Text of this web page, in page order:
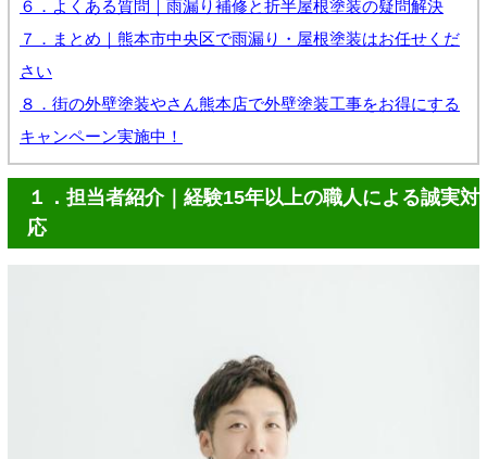
６．よくある質問｜雨漏り補修と折半屋根塗装の疑問解決
７．まとめ｜熊本市中央区で雨漏り・屋根塗装はお任せくだ
さい
８．街の外壁塗装やさん熊本店で外壁塗装工事をお得にする
キャンペーン実施中！
１．担当者紹介｜経験15年以上の職人による誠実対
応